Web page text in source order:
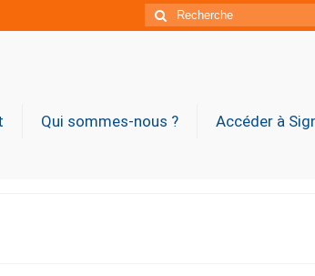
Rechercher
:
Qui sommes-nous ? Accéder à